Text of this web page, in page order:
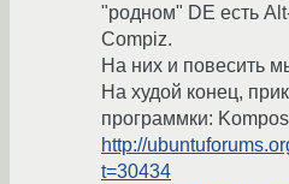
"родном" DE есть
Compiz.
На них и повесить
На худой конец,
программки:
http://
t=30434